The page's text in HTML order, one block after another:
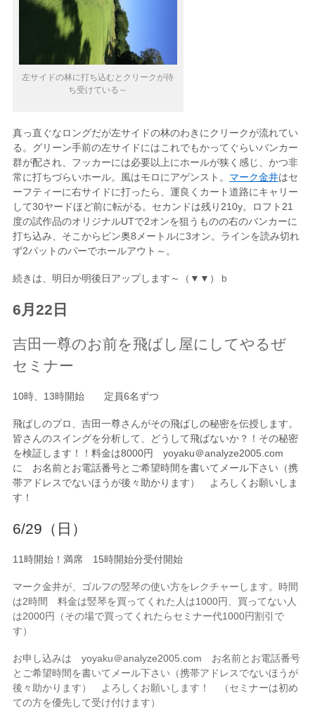
左サイドの林に打ち込むとクリークが待
ち受けている～
真っ直ぐなロングだが左サイドの林のわきにクリークが流れてい
る。グリーン手前の左サイドにはこれでもかってぐらいバンカー
群が配され、フッカーには必要以上にホールが狭く感じ、かつ非
常に打ちづらいホール。風はモロにアゲンスト。 マーク金井はセ
ーフティーに右サイドに打ったら、運良くカート道路にキャリー
して30ヤードほど前に転がる。セカンドは残り210y。ロフト21
度の試作品のオリジナルUTで2オンを狙うものの右のバンカーに
打ち込み、そこからピン奥8メートルに3オン。ラインを読み切れ
ず2パットのパーでホールアウト～。
続きは、明日か明後日アップします～（▼▼）ｂ
6月22日
吉田一尊のお前を飛ばし屋にしてやるぜ
セミナー
10時、13時開始 定員6名ずつ
飛ばしのプロ、吉田一尊さんがその飛ばしの秘密を伝授します。
皆さんのスイングを分析して、どうして飛ばないか？！その秘密
を検証します！！料金は8000円 yoyaku＠analyze2005.com
に お名前とお電話番号とご希望時間を書いてメール下さい（携
帯アドレスでないほうが後々助かります） よろしくお願いしま
す！
6/29（日）
11時開始！満席 15時開始分受付開始
マーク金井が、ゴルフの竪琴の使い方をレクチャーします。時間
は2時間 料金は竪琴を買ってくれた人は1000円、買ってない人
は2000円（その場で買ってくれたらセミナー代1000円割引で
す）
お申し込みは yoyaku＠analyze2005.com お名前とお電話番号
とご希望時間を書いてメール下さい（携帯アドレスでないほうが
後々助かります） よろしくお願いします！ （セミナーは初め
ての方を優先して受け付けます）